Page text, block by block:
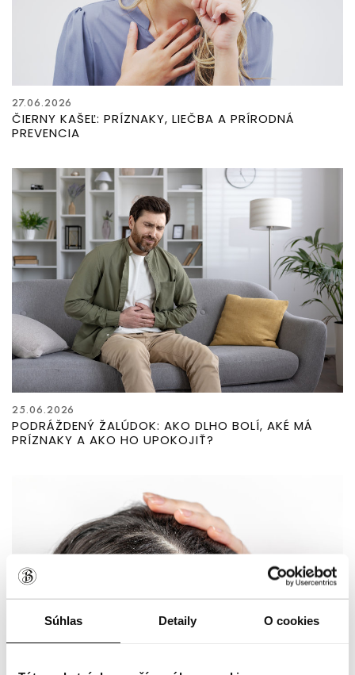
Súhlas Detaily O cookies
27.06.2026
ČIERNY KAŠEĽ: PRÍZNAKY, LIEČBA A PRÍRODNÁ
PREVENCIA
25.06.2026
PODRÁŽDENÝ ŽALÚDOK: AKO DLHO BOLÍ, AKÉ MÁ
PRÍZNAKY A AKO HO UPOKOJIŤ?